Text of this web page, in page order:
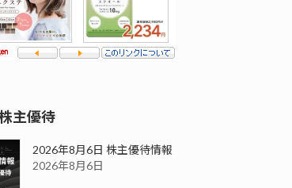
主優待
2026年8月6日 株主優待情報
2026年8月6日